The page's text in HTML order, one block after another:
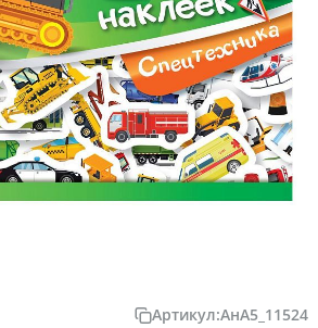
Артикул:АнА5_11524